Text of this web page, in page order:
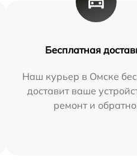
Бесплатная
Наш курьер в Омске
доставит ваше
ремонт и